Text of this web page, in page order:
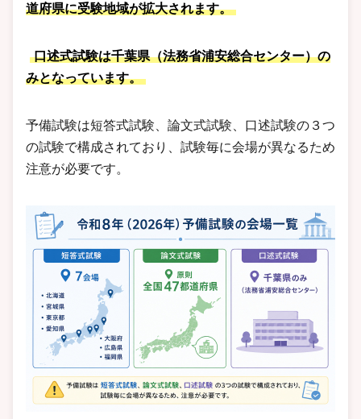
道府県に受験地域が拡大されます。
口述式試験は千葉県（法務省浦安総合センター）の
みとなっています。
予備試験は短答式試験、論文式試験、口述試験の３つ
の試験で構成されており、試験毎に会場が異なるため
注意が必要です。